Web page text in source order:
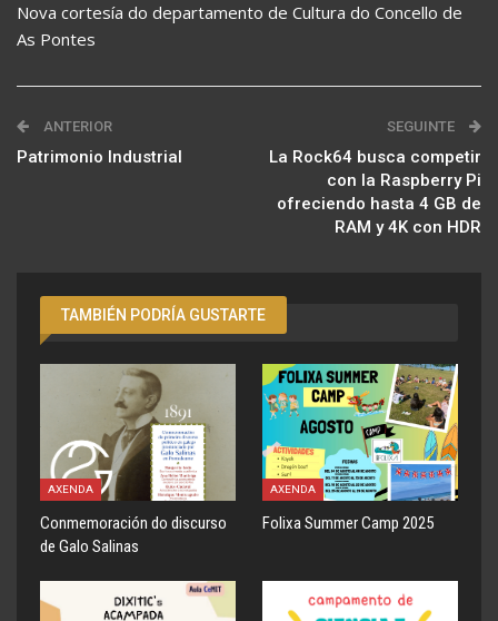
Nova cortesía do departamento de Cultura do Concello de
As Pontes
ANTERIOR
Patrimonio Industrial
SEGUINTE
La Rock64 busca competir
con la Raspberry Pi
ofreciendo hasta 4 GB de
RAM y 4K con HDR
TAMBIÉN PODRÍA GUSTARTE
AXENDA
Conmemoración do discurso
de Galo Salinas
AXENDA
Folixa Summer Camp 2025